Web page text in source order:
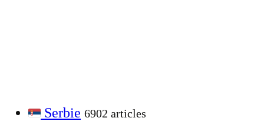
Serbie 6902 articles